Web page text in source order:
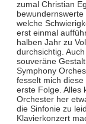
zumal Christian
welche
erst einmal
halben Jahr zu
durchsichtig.
souveräne
Symphony
fesselt mich
erste Folge. Alles
Orchester her
die Sinfonie zu
Klavierkonzert